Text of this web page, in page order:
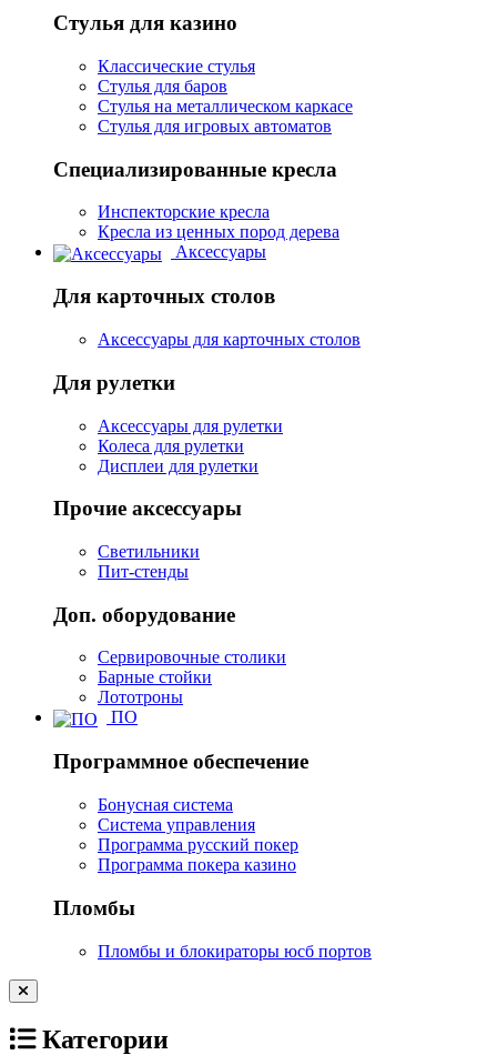
Стулья для казино
Классические стулья
Стулья для баров
Стулья на металлическом каркасе
Стулья для игровых автоматов
Специализированные кресла
Инспекторские кресла
Кресла из ценных пород дерева
Аксессуары
Для карточных столов
Аксессуары для карточных столов
Для рулетки
Аксессуары для рулетки
Колеса для рулетки
Дисплеи для рулетки
Прочие аксессуары
Светильники
Пит-стенды
Доп. оборудование
Сервировочные столики
Барные стойки
Лототроны
ПО
Программное обеспечение
Бонусная система
Система управления
Программа русский покер
Программа покера казино
Пломбы
Пломбы и блокираторы юсб портов
Категории